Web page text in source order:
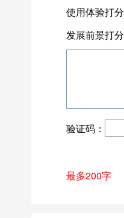
使用体验打分
发展前景打分
验证码：
最多200字